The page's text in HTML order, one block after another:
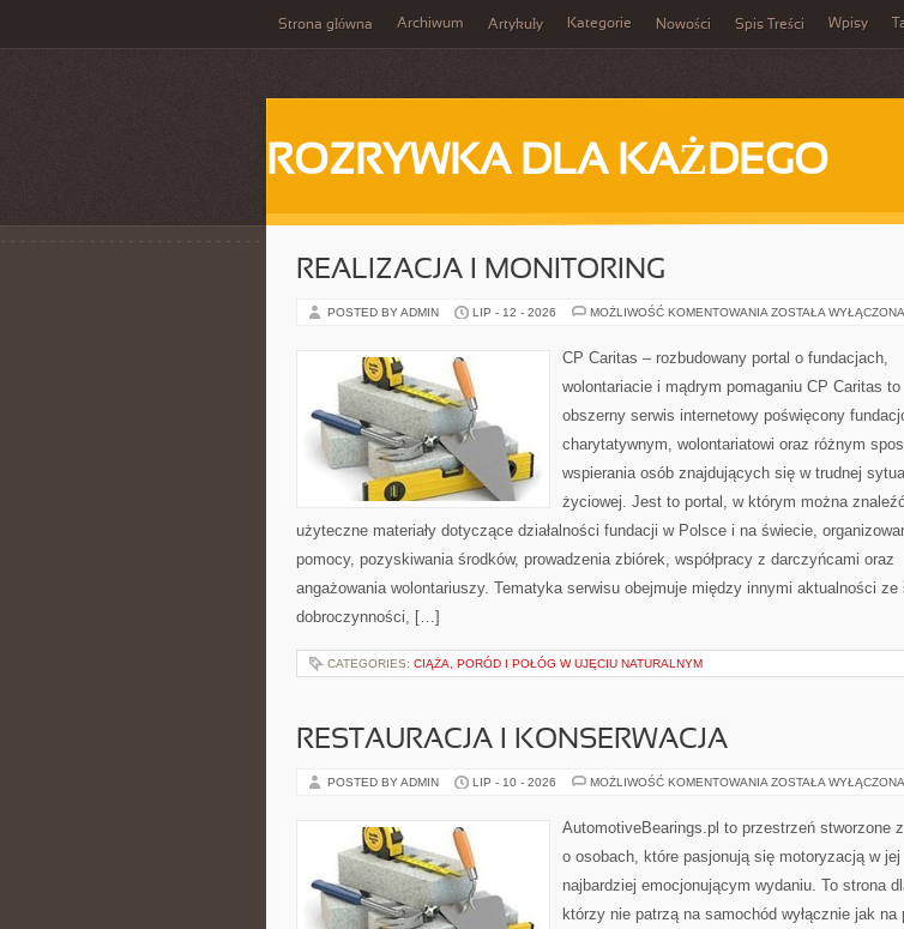
Strona główna Archiwum Artykuły Kategorie Nowości Spis Treści Wpisy
ROZRYWKA DLA KAŻDEGO
REALIZACJA I MONITORING
POSTED BY ADMIN LIP - 12 - 2026 MOŻLIWOŚĆ KOMENTOWANIA REALIZACJA
ZOSTAŁA WYŁĄCZONA
CP Caritas – rozbudowany portal o fundacjach,
wolontariacie i mądrym pomaganiu CP Caritas to
obszerny serwis internetowy poświęcony
charytatywnym, wolontariatowi oraz różnym
wspierania osób znajdujących się w trudnej
życiowej. Jest to portal, w którym można znaleźć
użyteczne materiały dotyczące działalności fundacji w Polsce i na świecie,
pomocy, pozyskiwania środków, prowadzenia zbiórek, współpracy z darczyńcami oraz
angażowania wolontariuszy. Tematyka serwisu obejmuje między innymi aktualności ze
dobroczynności, […]
CATEGORIES: CIĄŻA, PORÓD I POŁÓG W UJĘCIU NATURALNYM
RESTAURACJA I KONSERWACJA
POSTED BY ADMIN LIP - 10 - 2026 MOŻLIWOŚĆ KOMENTOWANIA RESTAURACJA
ZOSTAŁA WYŁĄCZONA
AutomotiveBearings.pl to przestrzeń stworzone
o osobach, które pasjonują się motoryzacją w jej
najbardziej emocjonującym wydaniu. To strona
którzy nie patrzą na samochód wyłącznie jak na